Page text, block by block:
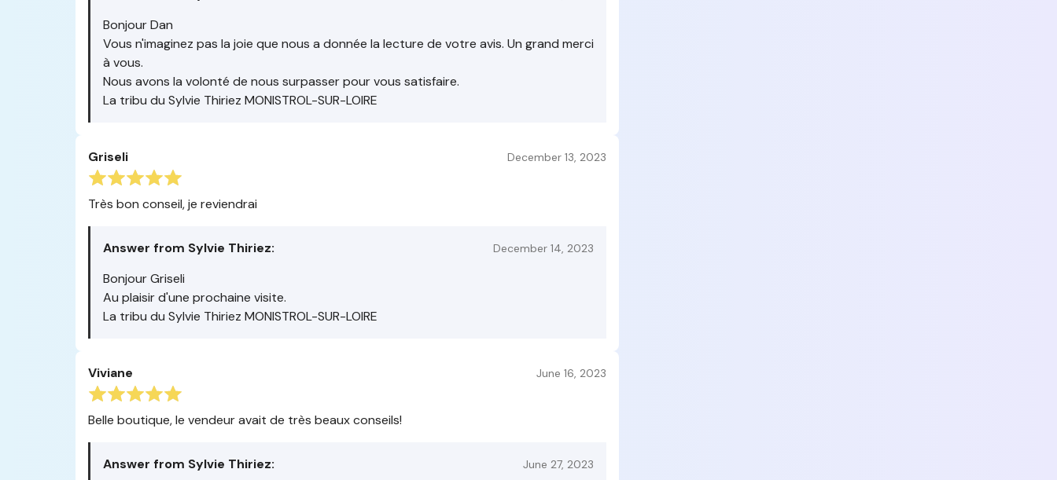
Bonjour Dan
Vous n'imaginez pas la joie que nous a donnée la lecture de votre avis. Un grand merci
à vous.
Nous avons la volonté de nous surpasser pour vous satisfaire.
La tribu du Sylvie Thiriez MONISTROL-SUR-LOIRE
Griseli December 13, 2023
Très bon conseil, je reviendrai
Answer from Sylvie Thiriez: December 14, 2023
Bonjour Griseli
Au plaisir d'une prochaine visite.
La tribu du Sylvie Thiriez MONISTROL-SUR-LOIRE
Viviane June 16, 2023
Belle boutique, le vendeur avait de très beaux conseils!
Answer from Sylvie Thiriez: June 27, 2023